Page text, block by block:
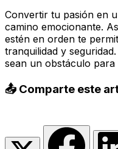
Convertir tu pasión en
camino emocionante.
estén en orden te
tranquilidad y
sean un obstáculo para
📤 Comparte este